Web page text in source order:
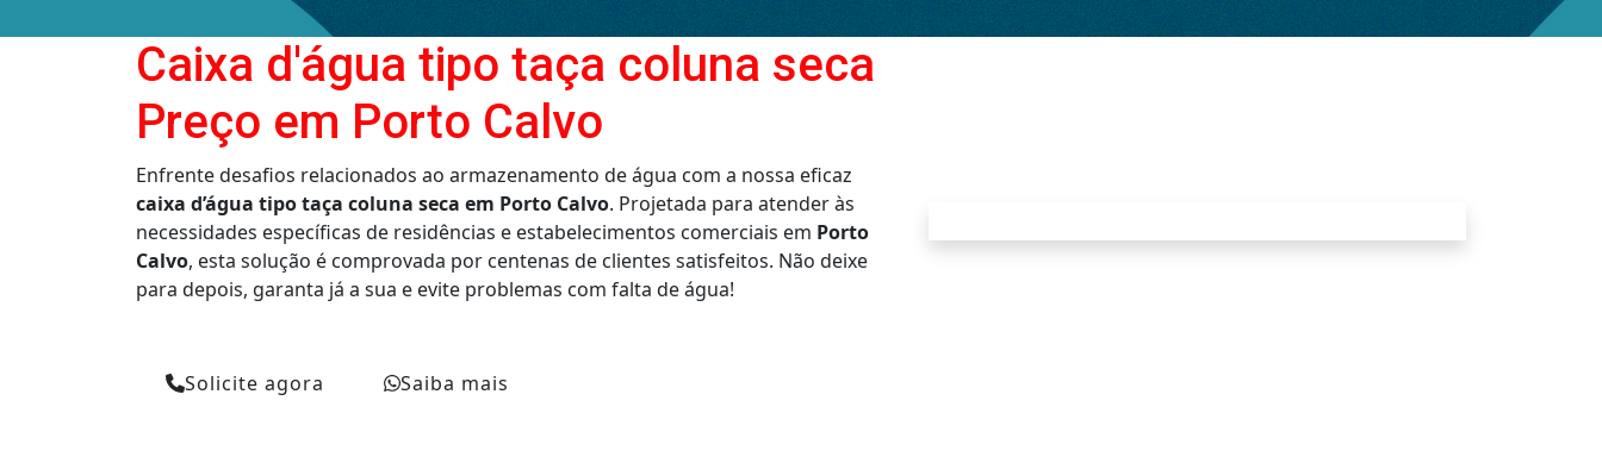
Caixa d'água tipo taça coluna seca
Preço em Porto Calvo
Enfrente desafios relacionados ao armazenamento de água com a nossa eficaz
caixa d’água tipo taça coluna seca em Porto Calvo. Projetada para atender às
necessidades específicas de residências e estabelecimentos comerciais em Porto
Calvo, esta solução é comprovada por centenas de clientes satisfeitos. Não deixe
para depois, garanta já a sua e evite problemas com falta de água!
Solicite agora Saiba mais